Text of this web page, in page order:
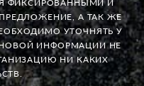
ФИКСИРОВАННЫМИ И
А ТАК ЖЕ
УТОЧНЯТЬ У
ИНФОРМАЦИИ НЕ
НИ КАКИХ